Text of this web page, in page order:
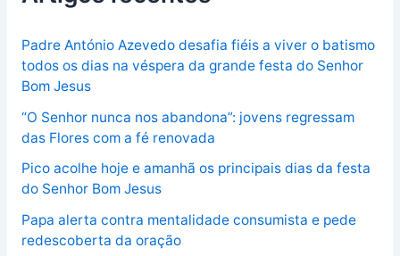
Padre António Azevedo desafia fiéis a viver o batismo
todos os dias na véspera da grande festa do Senhor
Bom Jesus
“O Senhor nunca nos abandona”: jovens regressam
das Flores com a fé renovada
Pico acolhe hoje e amanhã os principais dias da festa
do Senhor Bom Jesus
Papa alerta contra mentalidade consumista e pede
redescoberta da oração